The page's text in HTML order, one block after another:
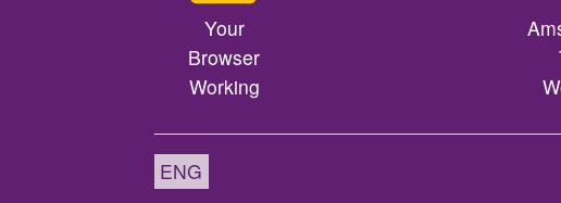
Your
Browser
Working
ENG